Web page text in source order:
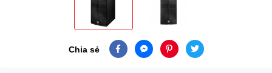
Chia sẻ